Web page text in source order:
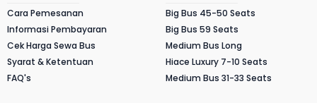
Cara Pemesanan
Informasi Pembayaran
Cek Harga Sewa Bus
Syarat & Ketentuan
FAQ's
Big Bus 45-50 Seats
Big Bus 59 Seats
Medium Bus Long
Hiace Luxury 7-10 Seats
Medium Bus 31-33 Seats